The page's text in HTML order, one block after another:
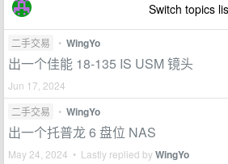
Switch topics
二手交易 • WingYo
出一个佳能 18-135 IS USM 镜头
Jun 17, 2024
二手交易
• WingYo
出一个托普龙 6 盘位 NAS
May 24, 2024 • Lastly replied byWingYo